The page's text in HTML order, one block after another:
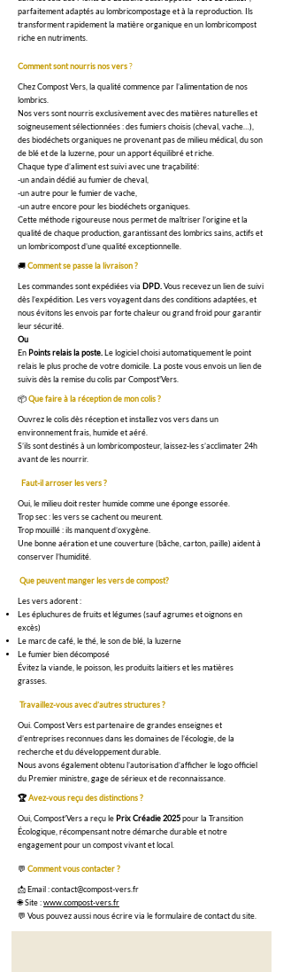
parfaitement adaptés au lombricompostage et à la reproduction. Ils
transforment rapidement la matière organique en un lombricompost
riche en nutriments.
Comment sont nourris nos vers?
Chez Compost Vers, la qualité commence par l’alimentation de nos
lombrics.
Nos vers sont nourris exclusivement avec des matières naturelles et
soigneusement sélectionnées : des fumiers choisis (cheval, vache…),
des biodéchets organiques ne provenant pas de milieu médical, du son
de blé et de la luzerne, pour un apport équilibré et riche.
Chaque type d’aliment est suivi avec une traçabilité:
-un andain dédié au fumier de cheval,
-un autre pour le fumier de vache,
-un autre encore pour les biodéchets organiques.
Cette méthode rigoureuse nous permet de maîtriser l’origine et la
qualité de chaque production, garantissant des lombrics sains, actifs et
un lombricompost d’une qualité exceptionnelle.
🚚Comment se passe la livraison ?
Les commandes sont expédiées via DPD. Vous recevez un lien de suivi
dès l’expédition. Les vers voyagent dans des conditions adaptées, et
nous évitons les envois par forte chaleur ou grand froid pour garantir
leur sécurité.
Ou
En Points relais la poste. Le logiciel choisi automatiquement le point
relais le plus proche de votre domicile. La poste vous envois un lien de
suivis dès la remise du colis par Compost'Vers.
📦Que faire à la réception de mon colis ?
Ouvrez le colis dès réception et installez vos vers dans un
environnement frais, humide et aéré.
S’ils sont destinés à un lombricomposteur, laissez-les s’acclimater 24h
avant de les nourrir.
Faut-il arroser les vers ?
Oui, le milieu doit rester humide comme une éponge essorée.
Trop sec : les vers se cachent ou meurent.
Trop mouillé : ils manquent d’oxygène.
Une bonne aération et une couverture (bâche, carton, paille) aident à
conserver l’humidité.
Que peuvent manger les vers de compost?
Les vers adorent :
Les épluchures de fruits et légumes (sauf agrumes et oignons en
excès)
Le marc de café, le thé, le son de blé, la luzerne
Le fumier bien décomposé
Évitez la viande, le poisson, les produits laitiers et les matières
grasses.
Travaillez-vous avec d’autres structures ?
Oui. Compost Vers est partenaire de grandes enseignes et
d’entreprises reconnues dans les domaines de l’écologie, de la
recherche et du développement durable.
Nous avons également obtenu l’autorisation d’afficher le logo officiel
du Premier ministre, gage de sérieux et de reconnaissance.
🏆Avez-vous reçu des distinctions ?
Oui, Compost'Vers a reçu le Prix Créadie 2025pour la Transition
Écologique, récompensant notre démarche durable et notre
engagement pour un compost vivant et local.
💬 Comment vous contacter ?
📩 Email :contact@compost-vers.fr
🌐 Site :www.compost-vers.fr
💬 Vous pouvez aussi nous écrire via le formulaire de contact du site.